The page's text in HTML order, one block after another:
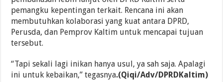
pemangku kepentingan terkait. Rencana ini akan
membutuhkan kolaborasi yang kuat antara DPRD,
Perusda, dan Pemprov Kaltim untuk mencapai tujuan
tersebut.
“Tapi sekali lagi inikan hanya usul, ya sah saja. Apalagi
ini untuk kebaikan,” tegasnya.(Qiqi/Adv/DPRDKaltim)